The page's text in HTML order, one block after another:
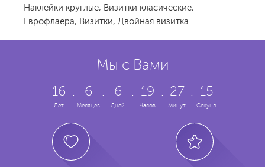
Наклейки круглые, Визитки класические,
Еврофлаера, Визитки, Двойная визитка
Мы с Вами
16
Лет
: 6
Месяцев
: 6
Дней
: 19
Часов
: 27
Минут
: 16
Секунд